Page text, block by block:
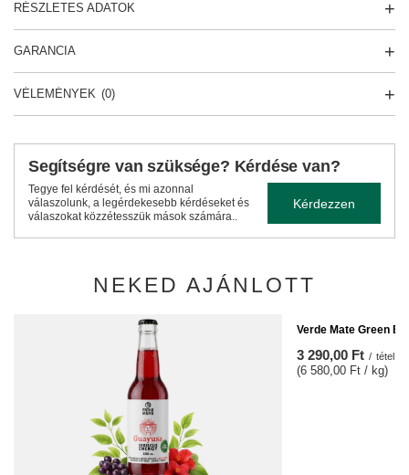
RÉSZLETES ADATOK
GARANCIA
VÉLEMÉNYEK (0)
Segítségre van szüksége? Kérdése van?
Tegye fel kérdését, és mi azonnal
válaszolunk, a legérdekesebb kérdéseket és
válaszokat közzétesszük mások számára..
Kérdezzen
NEKED AJÁNLOTT
Verde Mate Green
3 290,00 Ft / tétel
(6 580,00 Ft / kg)